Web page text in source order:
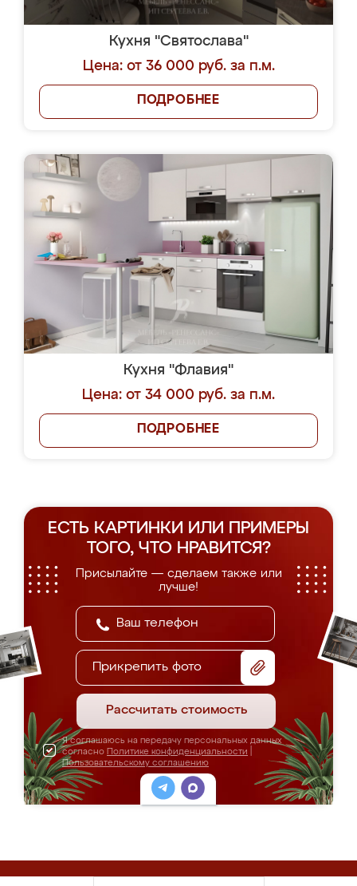
Кухня "Святослава"
Цена: от 36 000 руб. за п.м.
ПОДРОБНЕЕ
Кухня "Флавия"
Цена: от 34 000 руб. за п.м.
ПОДРОБНЕЕ
ЕСТЬ КАРТИНКИ ИЛИ ПРИМЕРЫ
ТОГО, ЧТО НРАВИТСЯ?
Присылайте — сделаем также или
лучше!
Прикрепить фото
Рассчитать стоимость
Я соглашаюсь на передачу персональных данных
согласно Политике конфиденциальности
Пользовательскому соглашению